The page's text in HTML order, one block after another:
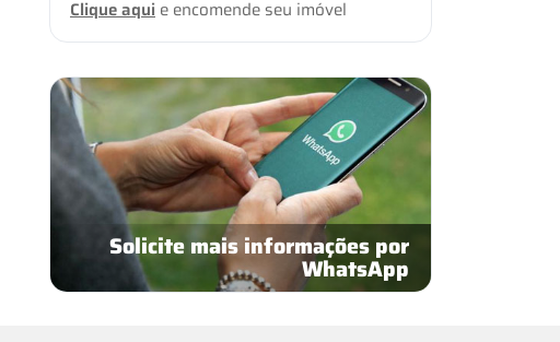
Clique aqui e encomende seu imóvel
Solicite mais informações por
WhatsApp